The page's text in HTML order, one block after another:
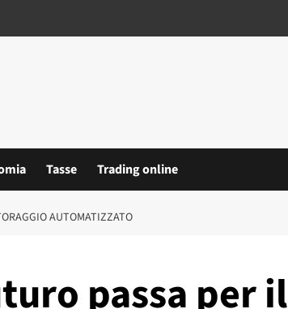
Tasse Trading online
AUTOMATIZZATO
passa per il